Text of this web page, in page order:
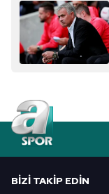
BIZI TAKIP EDIN